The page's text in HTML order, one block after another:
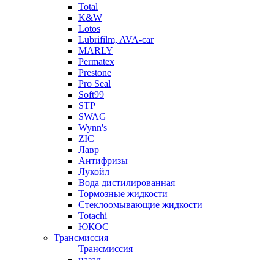
Total
K&W
Lotos
Lubrifilm, AVA-car
MARLY
Permatex
Prestone
Pro Seal
Soft99
STP
SWAG
Wynn's
ZIC
Лавр
Антифризы
Лукойл
Вода дистилированная
Тормозные жидкости
Стеклоомывающие жидкости
Totachi
ЮКОС
Трансмиссия
Трансмиссия